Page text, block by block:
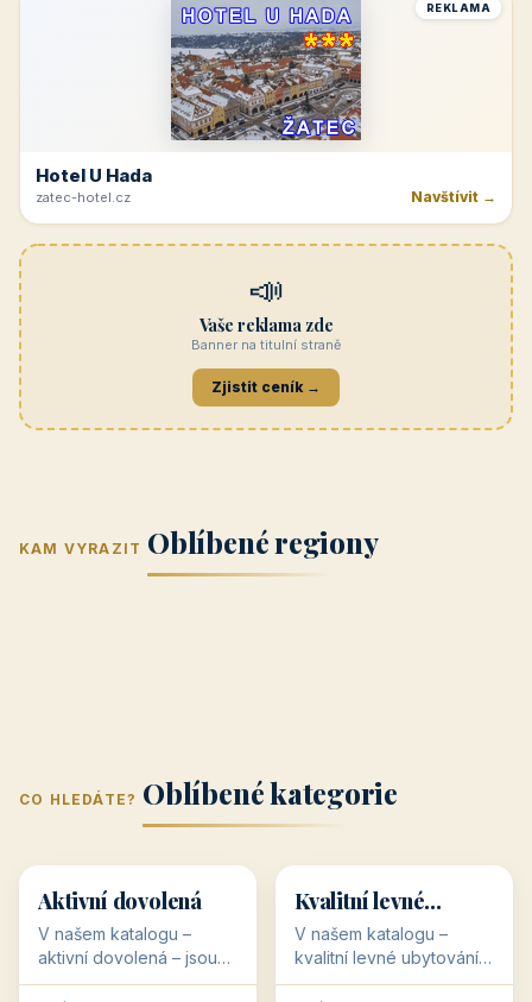
REKLAMA
Hotel U Hada
zatec-hotel.cz Navštívit →
📣
Vaše reklama zde
Banner na titulní straně
Zjistit ceník →
KAM VYRAZIT Oblíbené regiony
(Jihomoravský
kraj)
kraj)
Zlínský kraj Žilinský
Karlovarský
Střední Čechy
(Středočeský
CO HLEDÁTE? Oblíbené kategorie
🥾 36 objektů
Aktivní dovolená
V našem katalogu –
aktivní dovolená – jsou
pro Vás připraveny
💰
💰
34 objektů
Kvalitní levné
ubytování
V našem katalogu –
kvalitní levné ubytování –
jsou pro Vás připraveny